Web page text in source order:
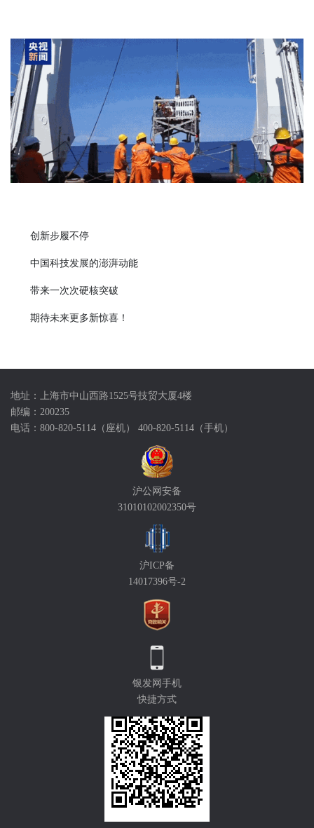
创新步履不停
中国科技发展的澎湃动能
带来一次次硬核突破
期待未来更多新惊喜！
地址：上海市中山西路1525号技贸大厦4楼
邮编：200235
电话：800-820-5114（座机） 400-820-5114（手机）
沪公网安备
31010102002350号
沪ICP备
14017396号-2
银发网手机
快捷方式